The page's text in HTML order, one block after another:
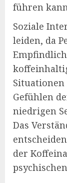
führen
Soziale
leiden, da
Situationen
Gefühlen
niedrigen
Das
der